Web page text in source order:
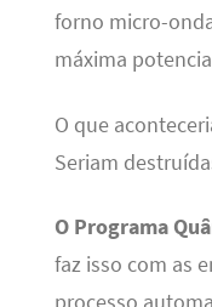
forno micro-
máxima
O que
Seriam
O Programa
faz isso com as